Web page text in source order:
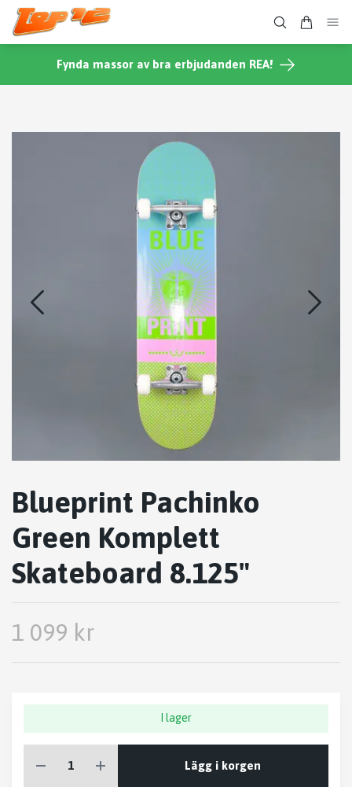
Fynda massor av bra erbjudanden REA!
Blueprint Pachinko
Green Komplett
Skateboard 8.125"
1 099 kr
I lager
Lägg i korgen